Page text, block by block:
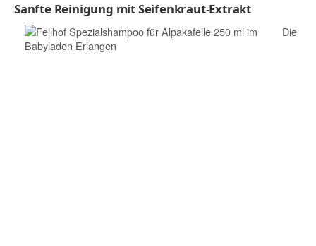
Sanfte Reinigung mit Seifenkraut-Extrakt
Die